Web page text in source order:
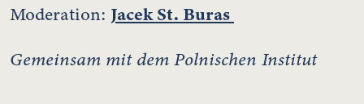
Moderation: Jacek St. Buras
Gemeinsam mit dem Polnischen Institut